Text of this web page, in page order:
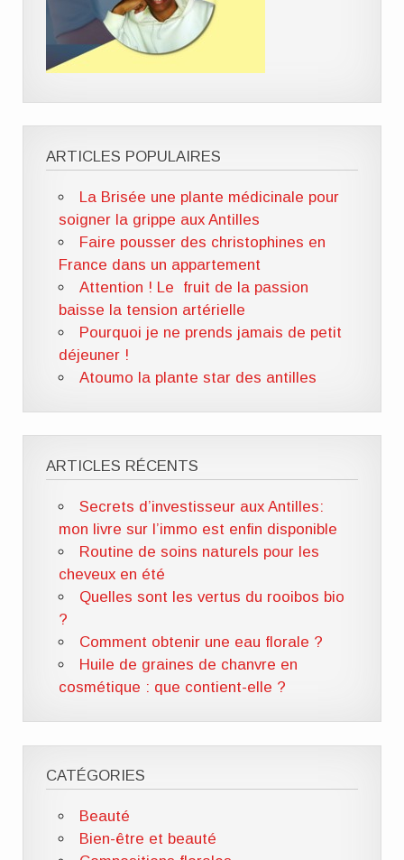
ARTICLES POPULAIRES
La Brisée une plante médicinale pour
soigner la grippe aux Antilles
Faire pousser des christophines en
France dans un appartement
Attention ! Le fruit de la passion
baisse la tension artérielle
Pourquoi je ne prends jamais de petit
déjeuner !
Atoumo la plante star des antilles
ARTICLES RÉCENTS
Secrets d’investisseur aux Antilles:
mon livre sur l’immo est enfin disponible
Routine de soins naturels pour les
cheveux en été
Quelles sont les vertus du rooibos bio
?
Comment obtenir une eau florale ?
Huile de graines de chanvre en
cosmétique : que contient-elle ?
CATÉGORIES
Beauté
Bien-être et beauté